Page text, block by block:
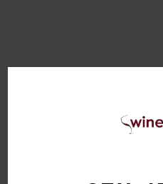
PODOBNE